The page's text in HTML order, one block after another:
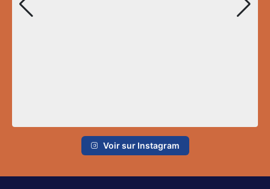
Voir sur Instagram